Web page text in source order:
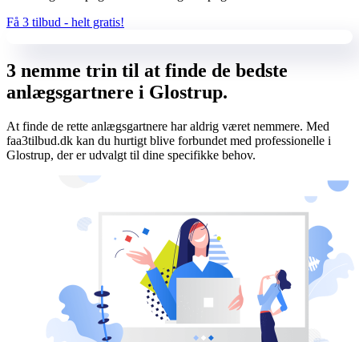
Få 3 tilbud - helt gratis!
3 nemme trin til at finde de bedste
anlægsgartnere i Glostrup.
At finde de rette anlægsgartnere har aldrig været nemmere. Med
faa3tilbud.dk kan du hurtigt blive forbundet med professionelle i
Glostrup, der er udvalgt til dine specifikke behov.